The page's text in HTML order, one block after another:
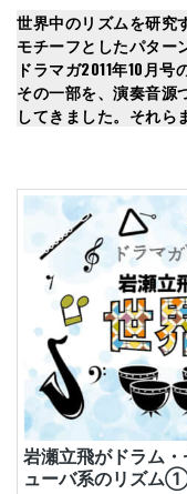
世界中のリズムを研究
モチーフとしたパター
ドラマガ2011年10月
その一部を、演奏音源
してきました。それら